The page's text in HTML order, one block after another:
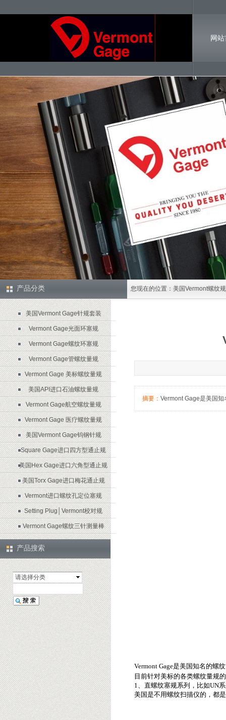
网
联
您现在的位置： 美国Vermont螺纹
产品搜索
请选择分类
产品分类
美国Vermont Gage针规套装
Vermont Gage光面环塞规
Vermont Gage螺纹环塞规
Vermont Gage管螺纹量规
Vermont Gage 美标螺纹量规
美国API进口石油螺纹量规
Vermont Gage航空螺纹量规
Vermont Gage 医疗螺纹量规
美国Vermont Gage钨钢针规
Square Gage进口四方型通止规
美国Hex Gage进口六角型通止规
美国Torx Gage进口梅花通止规
Vermont进口螺纹孔定位塞规
Setting Plug│Vermont校对规
Vermont Gage螺纹三针测量棒
摘要： Vermont Gage是美国
Vermont Gage是美国知名的螺
目前针对美标的各类螺纹量规
1、直螺纹塞规系列，比如UN
美国是不用螺纹扫描仪的，都